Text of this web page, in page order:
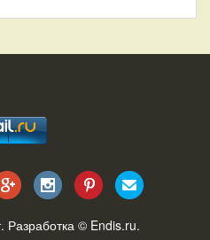
. Разработка © Endis.ru.